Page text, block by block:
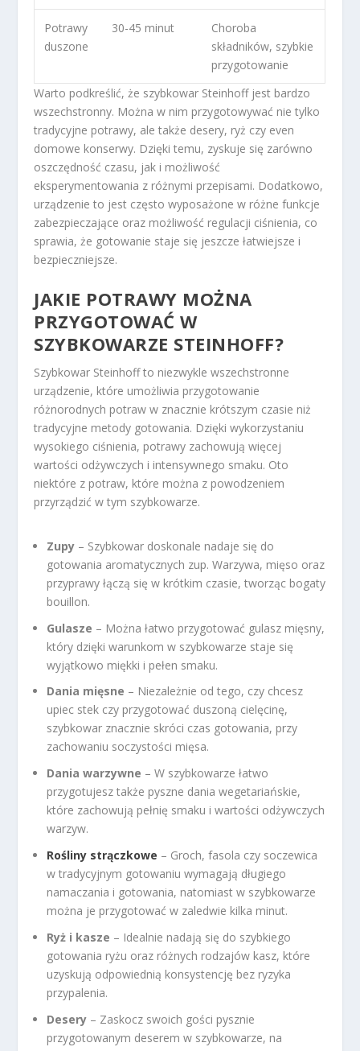
Potrawy
duszone
30-45 minut
Choroba
składników, szybkie
przygotowanie
Warto podkreślić, że szybkowar Steinhoff jest bardzo
wszechstronny. Można w nim przygotowywać nie tylko
tradycyjne potrawy, ale także desery, ryż czy even
domowe konserwy. Dzięki temu, zyskuje się zarówno
oszczędność czasu, jak i możliwość
eksperymentowania z różnymi przepisami. Dodatkowo,
urządzenie to jest często wyposażone w różne funkcje
zabezpieczające oraz możliwość regulacji ciśnienia, co
sprawia, że gotowanie staje się jeszcze łatwiejsze i
bezpieczniejsze.
JAKIE POTRAWY MOŻNA
PRZYGOTOWAĆ W
SZYBKOWARZE STEINHOFF?
Szybkowar Steinhoff to niezwykle wszechstronne
urządzenie, które umożliwia przygotowanie
różnorodnych potraw w znacznie krótszym czasie niż
tradycyjne metody gotowania. Dzięki wykorzystaniu
wysokiego ciśnienia, potrawy zachowują więcej
wartości odżywczych i intensywnego smaku. Oto
niektóre z potraw, które można z powodzeniem
przyrządzić w tym szybkowarze.
Zupy – Szybkowar doskonale nadaje się do
gotowania aromatycznych zup. Warzywa, mięso oraz
przyprawy łączą się w krótkim czasie, tworząc bogaty
bouillon.
Gulasze – Można łatwo przygotować gulasz mięsny,
który dzięki warunkom w szybkowarze staje się
wyjątkowo miękki i pełen smaku.
Dania mięsne – Niezależnie od tego, czy chcesz
upiec stek czy przygotować duszoną cielęcinę,
szybkowar znacznie skróci czas gotowania, przy
zachowaniu soczystości mięsa.
Dania warzywne – W szybkowarze łatwo
przygotujesz także pyszne dania wegetariańskie,
które zachowują pełnię smaku i wartości odżywczych
warzyw.
Rośliny strączkowe – Groch, fasola czy soczewica
w tradycyjnym gotowaniu wymagają długiego
namaczania i gotowania, natomiast w szybkowarze
można je przygotować w zaledwie kilka minut.
Ryż i kasze – Idealnie nadają się do szybkiego
gotowania ryżu oraz różnych rodzajów kasz, które
uzyskują odpowiednią konsystencję bez ryzyka
przypalenia.
Desery – Zaskocz swoich gości pysznie
przygotowanym deserem w szybkowarze, na